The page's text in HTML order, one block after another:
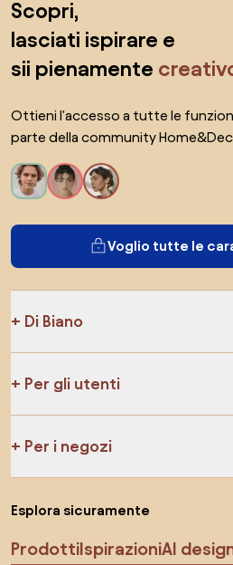
Scopri,
lasciati ispirare e
sii pienamente
Ottieni l'accesso a tutte le
parte della community
Voglio tutte le
Di Biano
Per gli utenti
Per i negozi
Esplora sicuramente
ProdottiIspirazioniAI